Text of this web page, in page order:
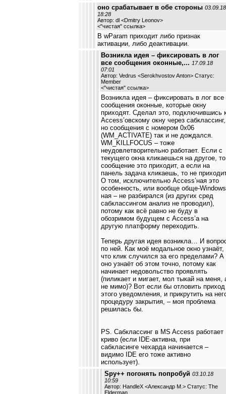
оно срабатывает в обе стороны 03.09.18
18:28
Автор: dl <Dmitry Leonov>
<"чистая" ссылка>
В wParam приходит либо признак
активации, либо деактивации.
Возникла идея – фиксировать в лог
все сообщения оконные,... 17.09.18
07:01
Автор: Vedrus <Serokhvostov Anton> Статус:
Member
<"чистая" ссылка>
Возникла идея – фиксировать в лог все
сообщения оконные, которые окну
приходят. Сделал это, подключившись
Access’овскому окну через сабклассинг,
но сообщения с номером 0x06
(WM_ACTIVATE) так и не дождался.
WM_KILLFOCUS – тоже
неудовлетворительно работает. Если с
текущего окна кликаешься на другое, то
сообщение это приходит, а если на
панель задача кликаешь, то не
О том, исключительно Access’ная это
особенность, или вообще обще-
ная – не разбирался (из других сред
сабклассингом анализ не проводил),
потому как всё равно не буду в
обозримом будущем с Access’а на
другую платформу переходить.
Теперь другая идея возникла… И
по ней. Как моё модальное окно узнаёт,
что клик случился за его пределами? А
оно узнаёт об этом точно, потому как
начинает недовольство проявлять
(пиликает и мигает, мол тыкай на меня,
не мимо)? Вот если бы отловить приход
этого уведомления, и прикрутить на
процедуру закрытия, – моя проблема
решилась бы.
PS. Сабклассинг в MS Access работает
криво (если IDE-активна, при
сабкласинге чехарда начинается –
видимо IDE его тоже активно
использует).
Spy++ погонять попробуй 03.10.18
10:59
Автор: HandleX <Александр М.> Статус: The
Elderman